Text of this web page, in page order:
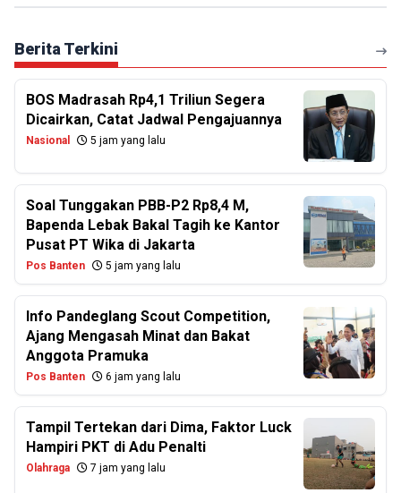
Berita Terkini
BOS Madrasah Rp4,1 Triliun Segera
Dicairkan, Catat Jadwal Pengajuannya
Nasional 5 jam yang lalu
Soal Tunggakan PBB-P2 Rp8,4 M,
Bapenda Lebak Bakal Tagih ke Kantor
Pusat PT Wika di Jakarta
Pos Banten 5 jam yang lalu
Info Pandeglang Scout Competition,
Ajang Mengasah Minat dan Bakat
Anggota Pramuka
Pos Banten 6 jam yang lalu
Tampil Tertekan dari Dima, Faktor Luck
Hampiri PKT di Adu Penalti
Olahraga 7 jam yang lalu